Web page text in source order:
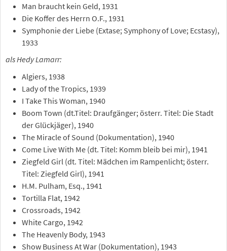
Man braucht kein Geld, 1931
Die Koffer des Herrn O.F., 1931
Symphonie der Liebe (Extase; Symphony of Love; Ecstasy),
1933
als Hedy Lamarr:
Algiers, 1938
Lady of the Tropics, 1939
I Take This Woman, 1940
Boom Town (dt.Titel: Draufgänger; österr. Titel: Die Stadt
der Glückjäger), 1940
The Miracle of Sound (Dokumentation), 1940
Come Live With Me (dt. Titel: Komm bleib bei mir), 1941
Ziegfeld Girl (dt. Titel: Mädchen im Rampenlicht; österr.
Titel: Ziegfeld Girl), 1941
H.M. Pulham, Esq., 1941
Tortilla Flat, 1942
Crossroads, 1942
White Cargo, 1942
The Heavenly Body, 1943
Show Business At War (Dokumentation), 1943